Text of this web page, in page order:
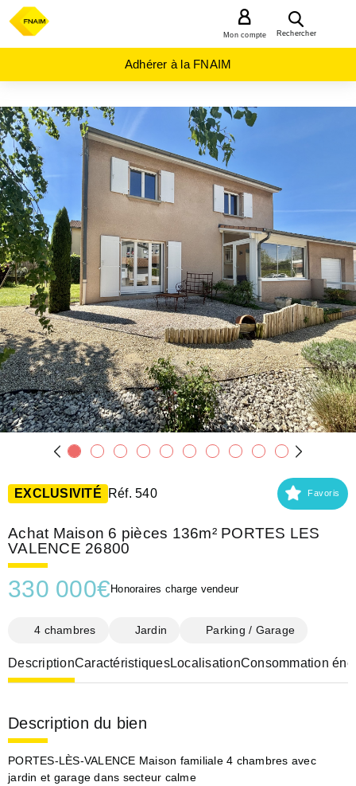
Rechercher
Mon compte
Adhérer à la FNAIM
ACHAT
MAISON
AUVERGNE-
RHÔNE-
ALPES
DROME
(26)
PORTES
LES
VALENCE
(26800)
EXCLUSIVITÉ Réf. 540 Favoris
Achat Maison 6 pièces 136m² PORTES LES
VALENCE 26800
330 000€ Honoraires charge vendeur
4 chambres Jardin Parking / Garage
DescriptionCaractéristiquesLocalisationConsommation
Description du bien
PORTES-LÈS-VALENCE Maison familiale 4 chambres avec
jardin et garage dans secteur calme